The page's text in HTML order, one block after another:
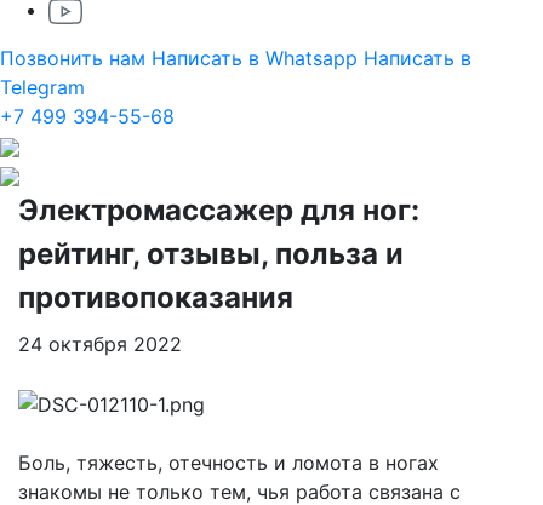
Позвонить нам Написать в Whatsapp Написать в
Telegram
+7 499 394-55-68
Электромассажер для ног:
рейтинг, отзывы, польза и
противопоказания
24 октября 2022
Боль, тяжесть, отечность и ломота в ногах
знакомы не только тем, чья работа связана с